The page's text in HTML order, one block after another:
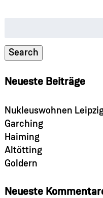
Search
Neueste Beiträge
Nukleuswohnen
Garching
Haiming
Altötting
Goldern
Neueste